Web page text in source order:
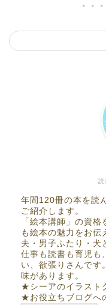
読
年間120冊の本を読
ご紹介します。
「絵本講師」の資
も絵本の魅力をお伝
夫・男子ふたり・犬
仕事も読書も育児も
い、欲張りさんです
味があります。
★ シーアのイラスト
★ お役立ちブログへ